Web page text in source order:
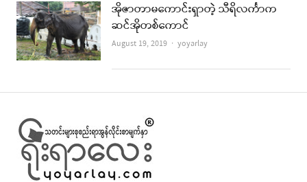
အိုဇာတာမကောင်းရှာတဲ့ သီရိလင်္ကာက
ဆင်အိုတစ်ကောင်
August 19, 2019 Author
yoyarlay